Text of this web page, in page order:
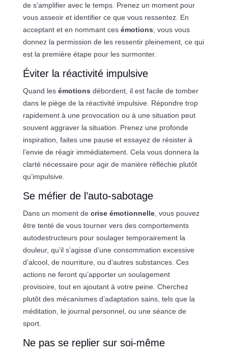
de s’amplifier avec le temps. Prenez un moment pour
vous asseoir et identifier ce que vous ressentez. En
acceptant et en nommant ces émotions , vous vous
donnez la permission de les ressentir pleinement, ce qui
est la première étape pour les surmonter.
Éviter la réactivité impulsive
Quand les émotions débordent, il est facile de tomber
dans le piège de la réactivité impulsive. Répondre trop
rapidement à une provocation ou à une situation peut
souvent aggraver la situation. Prenez une profonde
inspiration, faites une pause et essayez de résister à
l’envie de réagir immédiatement. Cela vous donnera la
clarté nécessaire pour agir de manière réfléchie plutôt
qu’impulsive.
Se méfier de l’auto-sabotage
Dans un moment de crise émotionnelle, vous pouvez
être tenté de vous tourner vers des comportements
autodestructeurs pour soulager temporairement la
douleur, qu’il s’agisse d’une consommation excessive
d’alcool, de nourriture, ou d’autres substances. Ces
actions ne feront qu’apporter un soulagement
provisoire, tout en ajoutant à votre peine. Cherchez
plutôt des mécanismes d’adaptation sains, tels que la
méditation, le journal personnel, ou une séance de
sport.
Ne pas se replier sur soi-même